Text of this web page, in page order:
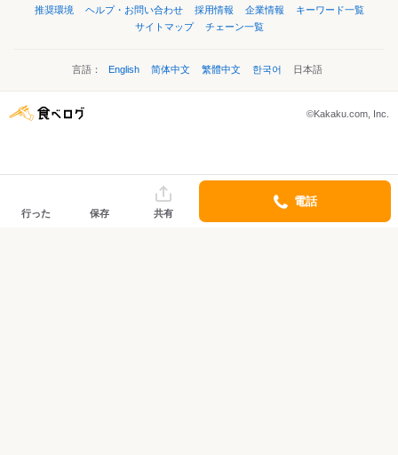
推奨環境
ヘルプ・お問い合わせ 採用情報 企業情報
キーワード一覧
サイトマップ
チェーン一覧
言語： English 简体中文 繁體中文 한국어 日本語
©Kakaku.com, Inc.
行った 保存 共有
電話